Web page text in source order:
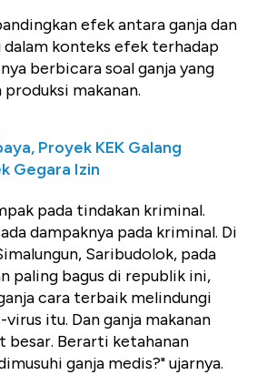
efek antara ganja dan
dalam konteks efek terhadap
berbicara soal ganja yang
makanan.
Proyek KEK Galang
Gegara Izin
pada tindakan kriminal.
dampaknya pada kriminal. Di
Saribudolok, pada
paling bagus di republik ini,
cara terbaik melindungi
itu. Dan ganja makanan
besar. Berarti ketahanan
ganja medis?" ujarnya.